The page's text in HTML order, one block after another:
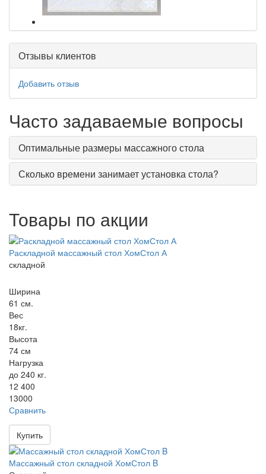
Отзывы клиентов
Добавить отзыв
Часто задаваемые вопросы
Оптимальные размеры массажного стола
Сколько времени занимает установка стола?
Товары по акции
Раскладной массажный стол ХомСтол А
складной
Ширина
61 см.
Вес
18кг.
Высота
74 см
Нагрузка
до 240 кг.
12 400
13000
Сравнить
Купить
Массажный стол складной ХомСтол B